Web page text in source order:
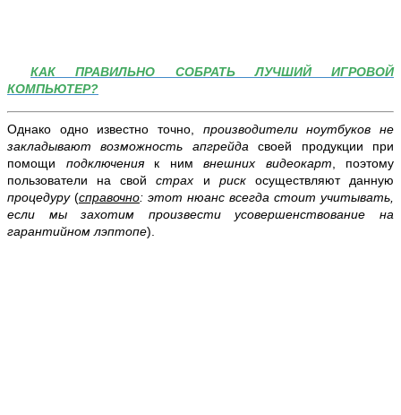
КАК ПРАВИЛЬНО СОБРАТЬ ЛУЧШИЙ ИГРОВОЙ
КОМПЬЮТЕР?
Однако одно известно точно, производители ноутбуков не
закладывают возможность апгрейдасвоей продукции при
помощи подключения к ним внешних видеокарт, поэтому
пользователи на свойстрах и риск осуществляют данную
процедуру (справочно: этот нюанс всегда стоит учитывать,
если мы захотим произвести усовершенствование на
гарантийном лэптопе).